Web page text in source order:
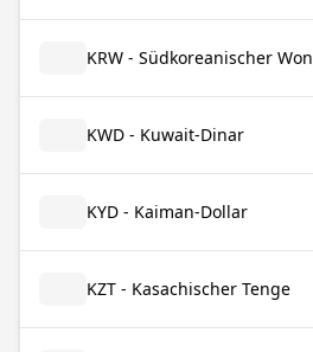
KRW - Südkoreanischer Won
KWD - Kuwait-Dinar
KYD - Kaiman-Dollar
KZT - Kasachischer Tenge